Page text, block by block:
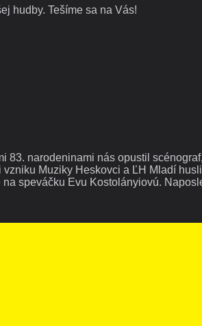
hudby. Tešíme sa na Vás!
narodeninami nás opustil
Muziky Heskovci a ĽH Mladí
speváčku Evu Kostolányiovú.